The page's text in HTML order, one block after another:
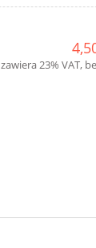
zawiera 23% VAT,